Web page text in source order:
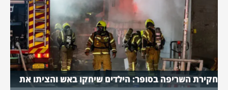
חקירת השריפה בסופר: הילדים שיחקו באש והציתו את